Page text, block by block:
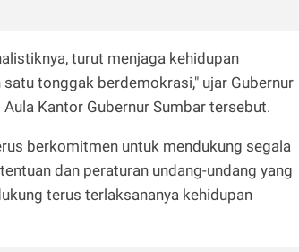
turut menjaga kehidupan
tonggak berdemokrasi," ujar Gubernur
Kantor Gubernur Sumbar tersebut.
berkomitmen untuk mendukung segala
dan peraturan undang-undang yang
terus terlaksananya kehidupan